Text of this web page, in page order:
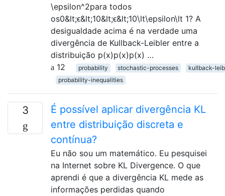
\epsilon^2para todos
os0&lt;ϵ&lt;10&lt;ϵ&lt;10\lt\epsilon\lt 1? A
desigualdade acima é na verdade uma
divergência de Kullback-Leibler entre a
distribuição p(x)p(x)p(x) …
12
probability stochastic-processes
kullback-
probability-inequalities
3
É possível aplicar divergência KL
entre distribuição discreta e
contínua?
Eu não sou um matemático. Eu pesquisei
na Internet sobre KL Divergence. O que
aprendi é que a divergência KL mede as
informações perdidas quando